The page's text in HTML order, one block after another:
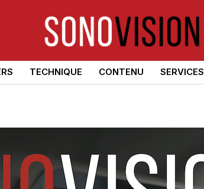
TECHNIQUE CONTENU SERVICES